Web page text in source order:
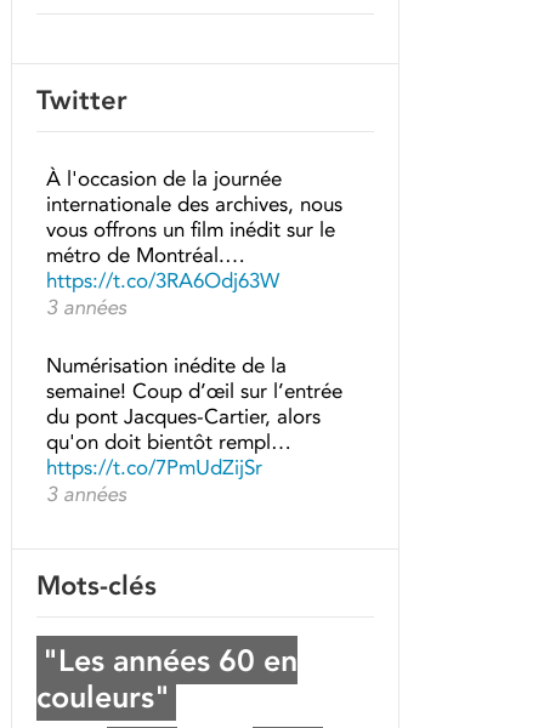
Twitter
À l'occasion de la journée
internationale des archives, nous
vous offrons un film inédit sur le
métro de Montréal.…
https://t.co/3RA6Odj63W
3 années
Numérisation inédite de la
semaine! Coup d’œil sur l’entrée
du pont Jacques-Cartier, alors
qu'on doit bientôt rempl…
https://t.co/7PmUdZijSr
3 années
Mots-clés
"Les années 60 en
couleurs"